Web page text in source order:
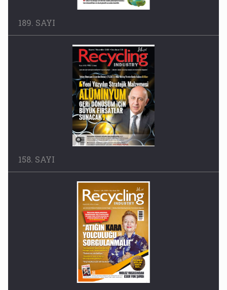
189. SAYI
158. SAYI